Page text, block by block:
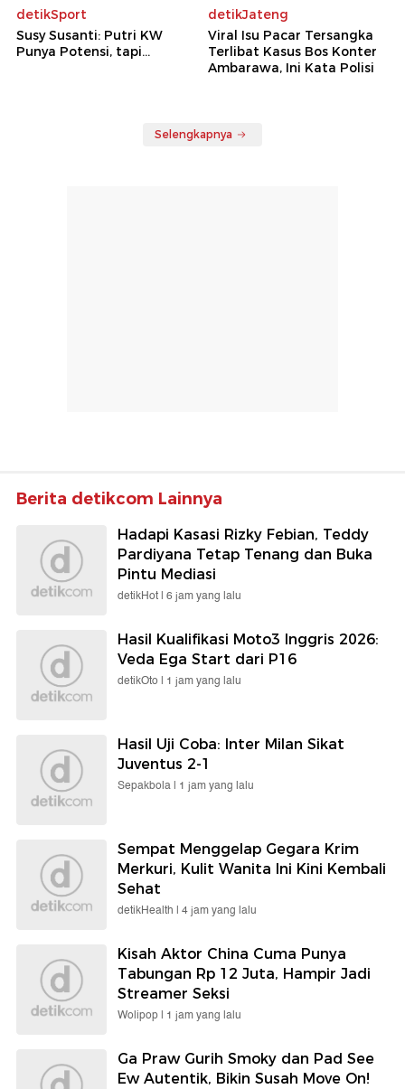
detikSport
Susy Susanti: Putri KW
Punya Potensi, tapi...
detikJateng
Viral Isu Pacar Tersangka
Terlibat Kasus Bos Konter
Ambarawa, Ini Kata Polisi
Selengkapnya
Berita detikcom Lainnya
Hadapi Kasasi Rizky Febian, Teddy
Pardiyana Tetap Tenang dan Buka
Pintu Mediasi
detikHot | 6 jam yang lalu
Hasil Kualifikasi Moto3 Inggris 2026:
Veda Ega Start dari P16
detikOto | 1 jam yang lalu
Hasil Uji Coba: Inter Milan Sikat
Juventus 2-1
Sepakbola | 1 jam yang lalu
Sempat Menggelap Gegara Krim
Merkuri, Kulit Wanita Ini Kini Kembali
Sehat
detikHealth | 4 jam yang lalu
Kisah Aktor China Cuma Punya
Tabungan Rp 12 Juta, Hampir Jadi
Streamer Seksi
Wolipop | 1 jam yang lalu
Ga Praw Gurih Smoky dan Pad See
Ew Autentik, Bikin Susah Move On!